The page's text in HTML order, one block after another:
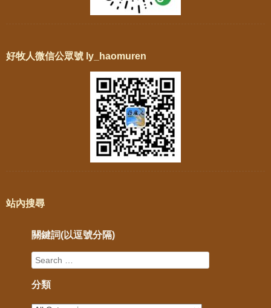
好牧人微信公眾號 ly_haomuren
站內搜尋
關鍵詞(以逗號分隔)
分類